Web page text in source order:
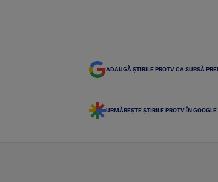
ADAUGĂ ȘTIRILE PROTV CA SURSĂ
URMĂREȘTE ȘTIRILE PROTV ÎN